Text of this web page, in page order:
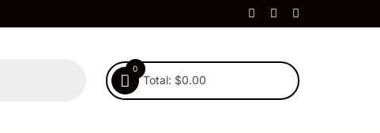
0
Total: $0.00